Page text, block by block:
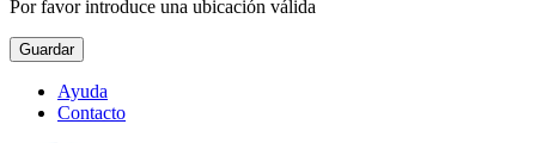
Por favor introduce una ubicación válida
Guardar
Ayuda
Contacto